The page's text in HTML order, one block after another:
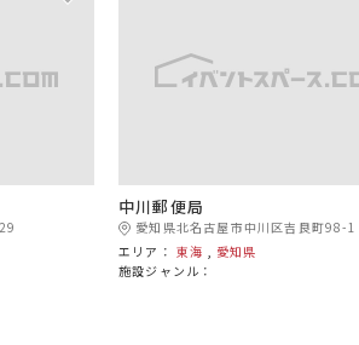
中川郵便局
愛知県北名古屋市中川区吉良町98-1
エリア： 東海
愛知県
施設ジャンル：